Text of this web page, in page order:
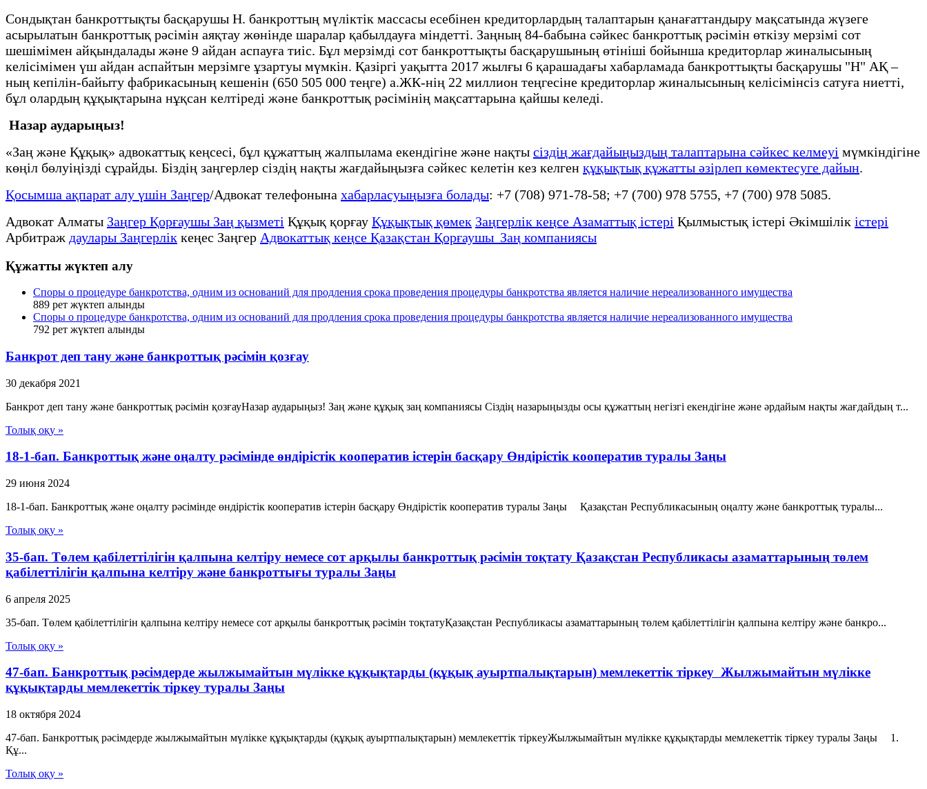
Сондықтан банкроттықты басқарушы Н. банкроттың мүліктік массасы есебінен кредиторлардың талаптарын қанағаттандыру мақсатында жүзеге
асырылатын банкроттық рәсімін аяқтау жөнінде шаралар қабылдауға міндетті. Заңның 84-бабына сәйкес банкроттық рәсімін өткізу мерзімі сот
шешімімен айқындалады және 9 айдан аспауға тиіс. Бұл мерзімді сот банкроттықты басқарушының өтініші бойынша кредиторлар жиналысының
келісімімен үш айдан аспайтын мерзімге ұзартуы мүмкін. Қазіргі уақытта 2017 жылғы 6 қарашадағы хабарламада банкроттықты басқарушы "Н" АҚ –
ның кепілін-байыту фабрикасының кешенін (650 505 000 теңге) а.ЖК-нің 22 миллион теңгесіне кредиторлар жиналысының келісімінсіз сатуға ниетті,
бұл олардың құқықтарына нұқсан келтіреді және банкроттық рәсімінің мақсаттарына қайшы келеді.
Назар аударыңыз!
«Заң және Құқық» адвокаттық кеңсесі, бұл құжаттың жалпылама екендігіне және нақты сіздің жағдайыңыздың талаптарына сәйкес келмеуі мүмкіндігіне
көңіл бөлуіңізді сұрайды. Біздің заңгерлер сіздің нақты жағдайыңызға сәйкес келетін кез келген құқықтық құжатты әзірлеп көмектесуге дайын.
Қосымша ақпарат алу үшін Заңгер/Адвокат телефонына хабарласуыңызға болады: +7 (708) 971-78-58; +7 (700) 978 5755, +7 (700) 978 5085.
Адвокат Алматы Заңгер Қорғаушы Заң қызметі Құқық қорғау Құқықтық қөмек Заңгерлік кеңсе Азаматтық істері Қылмыстық істері Әкімшілік істері
Арбитраж даулары Заңгерлік кеңес Заңгер Адвокаттық кеңсе Қазақстан Қорғаушы Заң компаниясы
Құжатты жүктеп алу
Споры о процедуре банкротства, одним из оснований для продления срока проведения процедуры банкротства является наличие нереализованного имущества
889 рет жүктеп алынды
Споры о процедуре банкротства, одним из оснований для продления срока проведения процедуры банкротства является наличие нереализованного имущества
792 рет жүктеп алынды
Банкрот деп тану және банкроттық рәсімін қозғау
30 декабря 2021
Банкрот деп тану және банкроттық рәсімін қозғауНазар аударыңыз! Заң және құқық заң компаниясы Сіздің назарыңызды осы құжаттың негізгі екендігіне және әрдайым нақты жағдайдың т...
Толық оқу »
18-1-бап. Банкроттық және оңалту рәсімінде өндірістік кооператив iстерiн басқару Өндiрiстiк кооператив туралы Заңы
29 июня 2024
18-1-бап. Банкроттық және оңалту рәсімінде өндірістік кооператив iстерiн басқару Өндiрiстiк кооператив туралы Заңы Қазақстан Республикасының оңалту және банкроттық туралы...
Толық оқу »
35-бап. Төлем қабілеттілігін қалпына келтіру немесе сот арқылы банкроттық рәсімін тоқтату Қазақстан Республикасы азаматтарының төлем
қабілеттілігін қалпына келтіру және банкроттығы туралы Заңы
6 апреля 2025
35-бап. Төлем қабілеттілігін қалпына келтіру немесе сот арқылы банкроттық рәсімін тоқтатуҚазақстан Республикасы азаматтарының төлем қабілеттілігін қалпына келтіру және банкро...
Толық оқу »
47-бап. Банкроттық рәсімдерде жылжымайтын мүлікке құқықтарды (құқық ауыртпалықтарын) мемлекеттік тіркеу Жылжымайтын мүлікке
құқықтарды мемлекеттік тіркеу туралы Заңы
18 октября 2024
47-бап. Банкроттық рәсімдерде жылжымайтын мүлікке құқықтарды (құқық ауыртпалықтарын) мемлекеттік тіркеуЖылжымайтын мүлікке құқықтарды мемлекеттік тіркеу туралы Заңы 1.
Құ...
Толық оқу »